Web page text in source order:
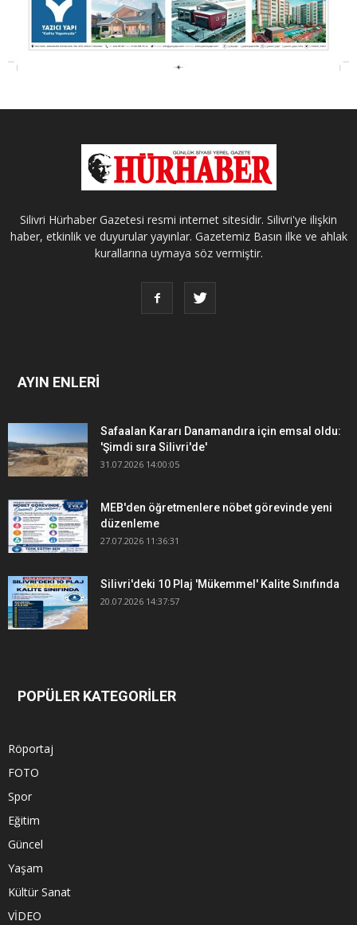
Silivri Hürhaber Gazetesi resmi internet sitesidir. Silivri'ye ilişkin
haber, etkinlik ve duyurular yayınlar. Gazetemiz Basın ilke ve ahlak
kurallarına uymaya söz vermiştir.
AYIN ENLERİ
Safaalan Kararı Danamandıra için emsal oldu:
'Şimdi sıra Silivri'de'
31.07.2026 14:00:05
MEB'den öğretmenlere nöbet görevinde yeni
düzenleme
27.07.2026 11:36:31
Silivri'deki 10 Plaj 'Mükemmel' Kalite Sınıfında
20.07.2026 14:37:57
POPÜLER KATEGORİLER
Röportaj
FOTO
Spor
Eğitim
Güncel
Yaşam
Kültür Sanat
VİDEO